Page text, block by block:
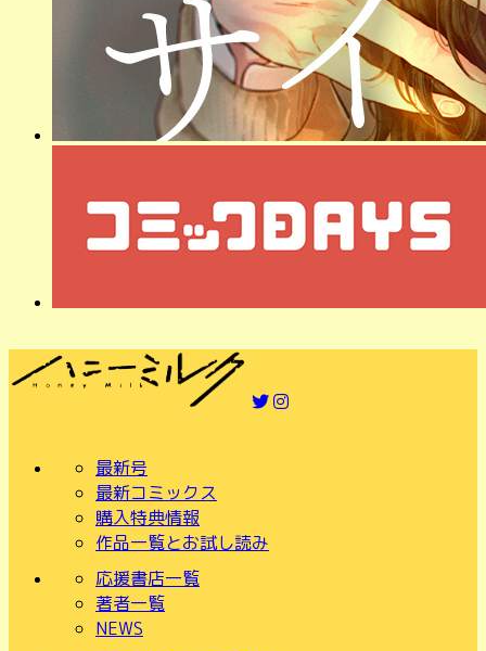
最新号
最新コミックス
購入特典情報
作品一覧とお試し読み
応援書店一覧
著者一覧
NEWS